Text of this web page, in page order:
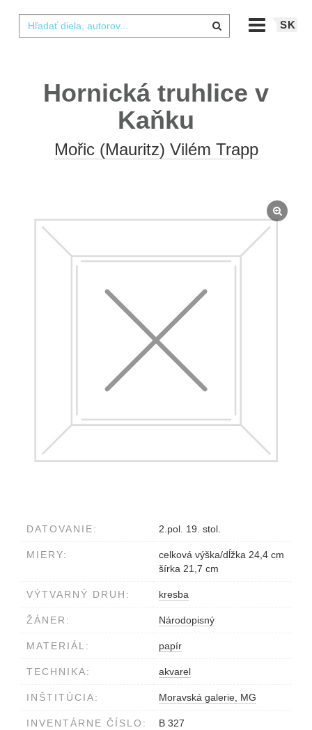
SK
Hornická truhlice v
Kaňku
Mořic (Mauritz) Vilém Trapp
DATOVANIE: 2.pol. 19. stol.
MIERY:
celková výška/dĺžka 24,4 cm
šírka 21,7 cm
VÝTVARNÝ DRUH: kresba
ŽÁNER: Národopisný
MATERIÁL: papír
TECHNIKA: akvarel
INŠTITÚCIA: Moravská galerie, MG
INVENTÁRNE ČÍSLO: B 327